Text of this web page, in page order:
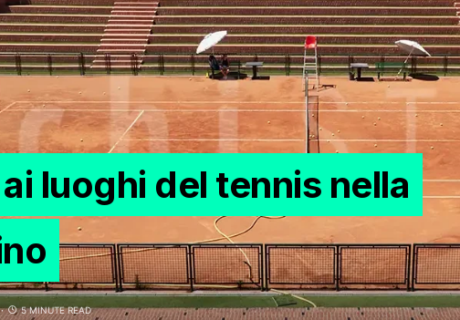
luoghi del tennis nella
5 MINUTE READ